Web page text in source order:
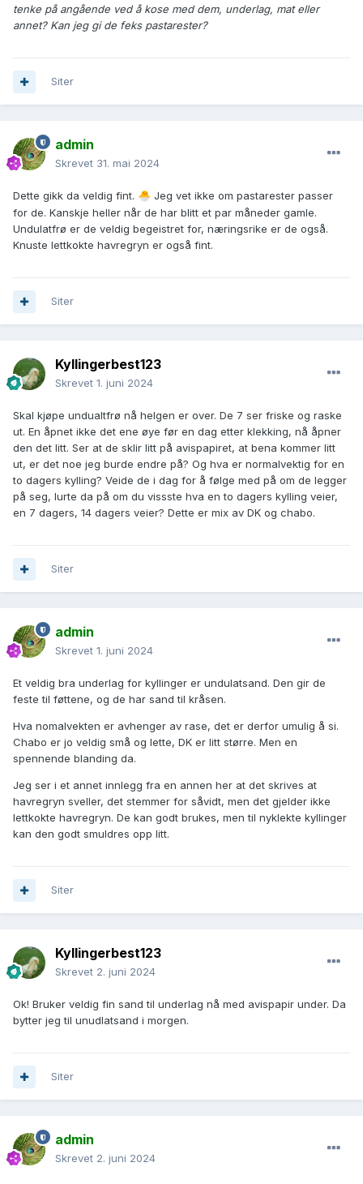
tenke på angående ved å kose med dem, underlag, mat eller
annet? Kan jeg gi de feks pastarester?
Siter
admin
Skrevet 31. mai 2024
Dette gikk da veldig fint. 🐣 Jeg vet ikke om pastarester passer
for de. Kanskje heller når de har blitt et par måneder gamle.
Undulatfrø er de veldig begeistret for, næringsrike er de også.
Knuste lettkokte havregryn er også fint.
Siter
Kyllingerbest123
Skrevet 1. juni 2024
Skal kjøpe undualtfrø nå helgen er over. De 7 ser friske og raske
ut. En åpnet ikke det ene øye før en dag etter klekking, nå åpner
den det litt. Ser at de sklir litt på avispapiret, at bena kommer litt
ut, er det noe jeg burde endre på? Og hva er normalvektig for en
to dagers kylling? Veide de i dag for å følge med på om de legger
på seg, lurte da på om du vissste hva en to dagers kylling veier,
en 7 dagers, 14 dagers veier? Dette er mix av DK og chabo.
Siter
admin
Skrevet 1. juni 2024
Et veldig bra underlag for kyllinger er undulatsand. Den gir de
feste til føttene, og de har sand til kråsen.
Hva nomalvekten er avhenger av rase, det er derfor umulig å si.
Chabo er jo veldig små og lette, DK er litt større. Men en
spennende blanding da.
Jeg ser i et annet innlegg fra en annen her at det skrives at
havregryn sveller, det stemmer for såvidt, men det gjelder ikke
lettkokte havregryn. De kan godt brukes, men til nyklekte kyllinger
kan den godt smuldres opp litt.
Siter
Kyllingerbest123
Skrevet 2. juni 2024
Ok! Bruker veldig fin sand til underlag nå med avispapir under. Da
bytter jeg til unudlatsand i morgen.
Siter
admin
Skrevet 2. juni 2024